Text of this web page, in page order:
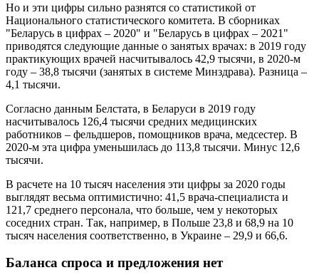
Но и эти цифры сильно разнятся со статистикой от
Национального статистического комитета. В сборниках
"Беларусь в цифрах – 2020" и "Беларусь в цифрах – 2021"
приводятся следующие данные о занятых врачах: в 2019 году
практикующих врачей насчитывалось 42,9 тысячи, в 2020-м
году – 38,8 тысячи (занятых в системе Минздрава). Разница –
4,1 тысячи.
Согласно данным Белстата, в Беларуси в 2019 году
насчитывалось 126,4 тысячи средних медицинских
работников – фельдшеров, помощников врача, медсестер. В
2020-м эта цифра уменьшилась до 113,8 тысячи. Минус 12,6
тысячи.
В расчете на 10 тысяч населения эти цифры за 2020 годы
выглядят весьма оптимистично: 41,5 врача-специалиста и
121,7 среднего персонала, что больше, чем у некоторых
соседних стран. Так, например, в Польше 23,8 и 68,9 на 10
тысяч населения соответственно, в Украине – 29,9 и 66,6.
Баланса спроса и предложения нет